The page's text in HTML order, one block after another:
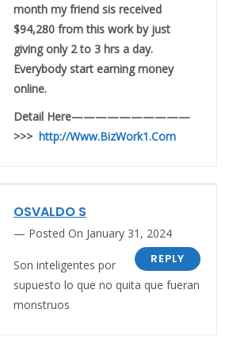
month my friend sis received
$94,280 from this work by just
giving only 2 to 3 hrs a day.
Everybody start earning money
online.
Detail Here——————————
>>> http://Www.BizWork1.Com
OSVALDO S
Posted On January 31, 2024
REPLY
Son inteligentes por
supuesto lo que no quita que fueran
monstruos